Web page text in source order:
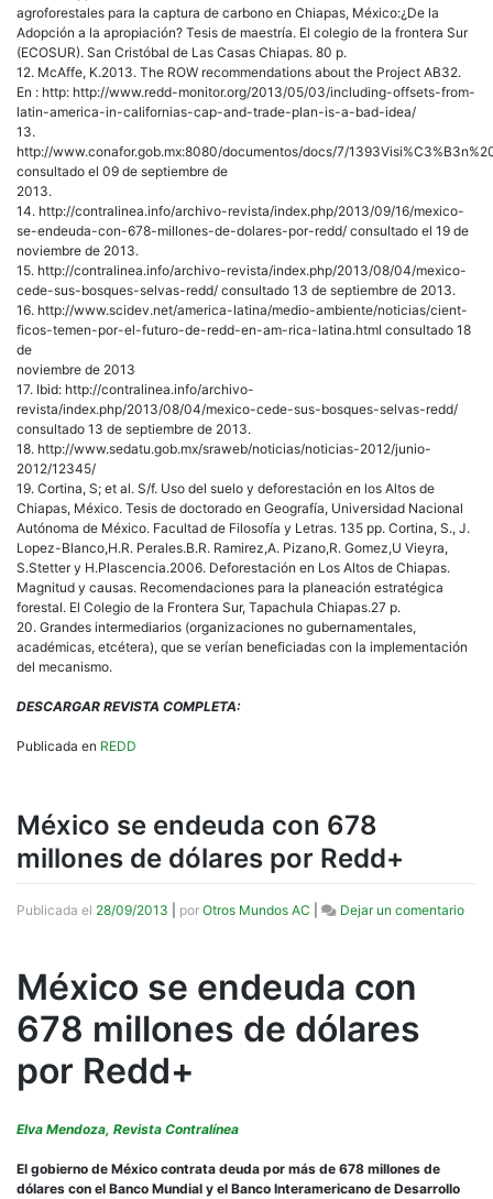
agroforestales para la captura de carbono en Chiapas, México:¿De la
Adopción a la apropiación? Tesis de maestría. El colegio de la frontera Sur
(ECOSUR). San Cristóbal de Las Casas Chiapas. 80 p.
12. McAffe, K.2013. The ROW recommendations about the Project AB32.
En : http: http://www.redd-monitor.org/2013/05/03/including-offsets-from-
latin-america-in-californias-cap-and-trade-plan-is-a-bad-idea/
13.
http://www.conafor.gob.mx:8080/documentos/docs/7/
consultado el 09 de septiembre de
2013.
14. http://contralinea.info/archivo-revista/index.php/2013/09/16/mexico-
se-endeuda-con-678-millones-de-dolares-por-redd/ consultado el 19 de
noviembre de 2013.
15. http://contralinea.info/archivo-revista/index.php/2013/08/04/mexico-
cede-sus-bosques-selvas-redd/ consultado 13 de septiembre de 2013.
16. http://www.scidev.net/america-latina/medio-ambiente/noticias/cient-
ficos-temen-por-el-futuro-de-redd-en-am-rica-latina.html consultado 18
de
noviembre de 2013
17. Ibid: http://contralinea.info/archivo-
revista/index.php/2013/08/04/mexico-cede-sus-bosques-selvas-redd/
consultado 13 de septiembre de 2013.
18. http://www.sedatu.gob.mx/sraweb/noticias/noticias-2012/junio-
2012/12345/
19. Cortina, S; et al. S/f. Uso del suelo y deforestación en los Altos de
Chiapas, México. Tesis de doctorado en Geografía, Universidad Nacional
Autónoma de México. Facultad de Filosofía y Letras. 135 pp. Cortina, S., J.
Lopez-Blanco,H.R. Perales.B.R. Ramirez,A. Pizano,R. Gomez,U Vieyra,
S.Stetter y H.Plascencia.2006. Deforestación en Los Altos de Chiapas.
Magnitud y causas. Recomendaciones para la planeación estratégica
forestal. El Colegio de la Frontera Sur, Tapachula Chiapas.27 p.
20. Grandes intermediarios (organizaciones no gubernamentales,
académicas, etcétera), que se verían beneficiadas con la implementación
del mecanismo.
DESCARGAR REVISTA COMPLETA:
Publicada en REDD
México se endeuda con 678
millones de dólares por Redd+
Publicada el 28/09/2013 por Otros Mundos AC Dejar un comentarioen
México se endeuda con
678 millones de dólares
por Redd+
Elva Mendoza, Revista Contralínea
El gobierno de México contrata deuda por más de 678 millones de
dólares con el Banco Mundial y el Banco Interamericano de Desarrollo